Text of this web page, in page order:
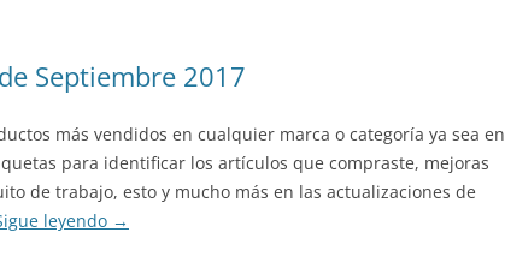
Septiembre 2017
más vendidos en cualquier marca o categoría ya sea en
para identificar los artículos que compraste, mejoras
de trabajo, esto y mucho más en las actualizaciones de
leyendo →